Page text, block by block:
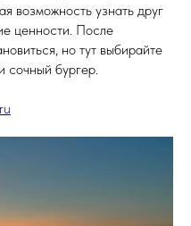
возможность узнать друг
ценности. После
но тут выбирайте
сочный бургер.